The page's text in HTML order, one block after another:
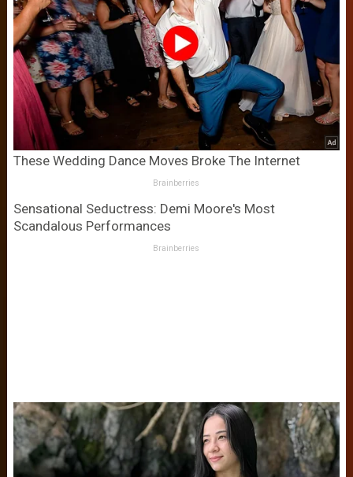
These Wedding Dance Moves Broke The Internet
Brainberries
Sensational Seductress: Demi Moore's Most
Scandalous Performances
Brainberries